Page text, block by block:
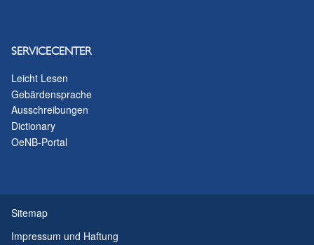
SERVICECENTER
Leicht Lesen
Gebärdensprache
Ausschreibungen
Dictionary
OeNB-Portal
Sitemap
Impressum und Haftung